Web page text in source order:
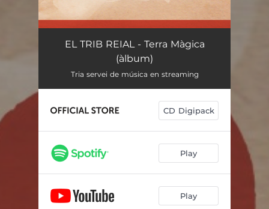
EL TRIB REIAL - Terra Màgica
(àlbum)
Tria servei de música en streaming
CD Digipack
Play
Play